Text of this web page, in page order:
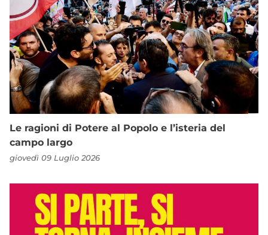
Le ragioni di Potere al Popolo e l’isteria del
campo largo
giovedì 09 Luglio 2026